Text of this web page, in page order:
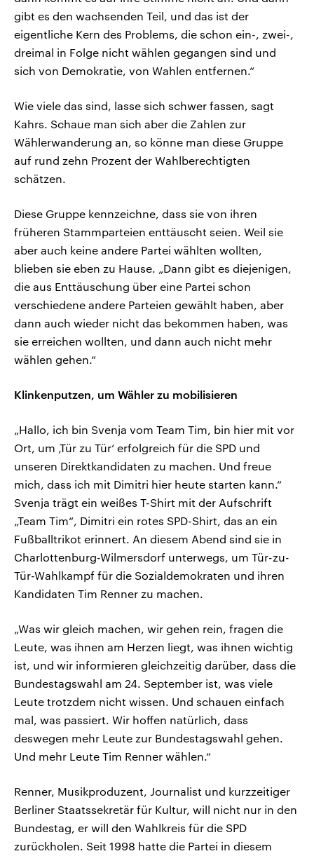
gibt es den wachsenden Teil, und das ist der
eigentliche Kern des Problems, die schon ein-, zwei-,
dreimal in Folge nicht wählen gegangen sind und
sich von Demokratie, von Wahlen entfernen.“
Wie viele das sind, lasse sich schwer fassen, sagt
Kahrs. Schaue man sich aber die Zahlen zur
Wählerwanderung an, so könne man diese Gruppe
auf rund zehn Prozent der Wahlberechtigten
schätzen.
Diese Gruppe kennzeichne, dass sie von ihren
früheren Stammparteien enttäuscht seien. Weil sie
aber auch keine andere Partei wählten wollten,
blieben sie eben zu Hause. „Dann gibt es diejenigen,
die aus Enttäuschung über eine Partei schon
verschiedene andere Parteien gewählt haben, aber
dann auch wieder nicht das bekommen haben, was
sie erreichen wollten, und dann auch nicht mehr
wählen gehen.“
Klinkenputzen, um Wähler zu mobilisieren
„Hallo, ich bin Svenja vom Team Tim, bin hier mit vor
Ort, um ‚Tür zu Tür‘ erfolgreich für die SPD und
unseren Direktkandidaten zu machen. Und freue
mich, dass ich mit Dimitri hier heute starten kann.“
Svenja trägt ein weißes T-Shirt mit der Aufschrift
„Team Tim“, Dimitri ein rotes SPD-Shirt, das an ein
Fußballtrikot erinnert. An diesem Abend sind sie in
Charlottenburg-Wilmersdorf unterwegs, um Tür-zu-
Tür-Wahlkampf für die Sozialdemokraten und ihren
Kandidaten Tim Renner zu machen.
„Was wir gleich machen, wir gehen rein, fragen die
Leute, was ihnen am Herzen liegt, was ihnen wichtig
ist, und wir informieren gleichzeitig darüber, dass die
Bundestagswahl am 24. September ist, was viele
Leute trotzdem nicht wissen. Und schauen einfach
mal, was passiert. Wir hoffen natürlich, dass
deswegen mehr Leute zur Bundestagswahl gehen.
Und mehr Leute Tim Renner wählen.“
Renner, Musikproduzent, Journalist und kurzzeitiger
Berliner Staatssekretär für Kultur, will nicht nur in den
Bundestag, er will den Wahlkreis für die SPD
zurückholen. Seit 1998 hatte die Partei in diesem